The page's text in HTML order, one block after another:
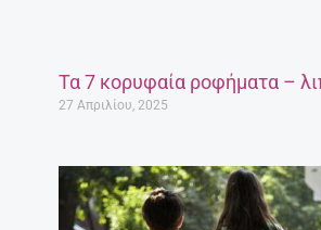
Τα 7 κορυφαία ροφήματα –
27 Απριλίου, 2025